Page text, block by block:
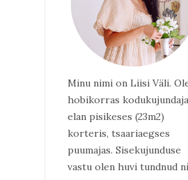
Minu nimi on Liisi Väli.
hobikorras
elan pisikeses (23m2)
korteris, tsaariaegses
puumajas. Sisekujunduse
vastu olen huvi tundnud